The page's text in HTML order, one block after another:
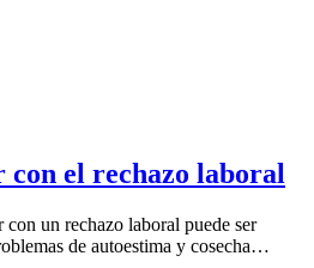
el rechazo laboral
un rechazo laboral puede ser
de autoestima y cosecha…